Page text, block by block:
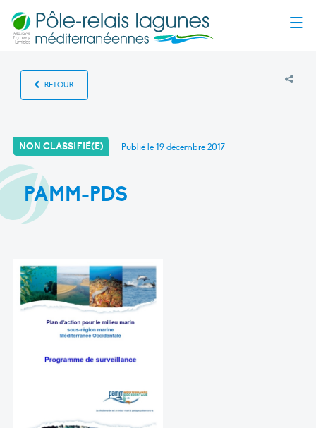
RETOUR
NON CLASSIFIÉ(E) Publié le19 décembre 2017
PAMM-PDS